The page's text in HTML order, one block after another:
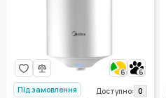
6
6
Під замовлення
Доступно: 0